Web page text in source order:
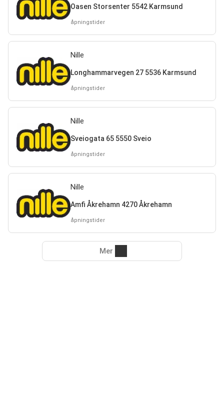
Oasen Storsenter 5542 Karmsund
åpningstider
Nille
Longhammarvegen 27 5536 Karmsund
åpningstider
Nille
Sveiogata 65 5550 Sveio
åpningstider
Nille
Amfi Åkrehamn 4270 Åkrehamn
åpningstider
Mer